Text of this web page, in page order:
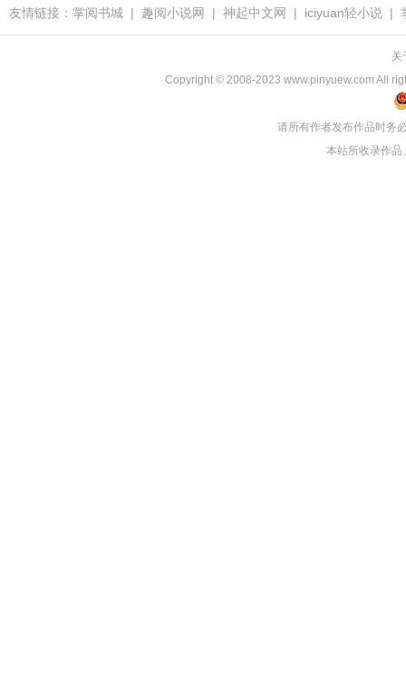
友情链接： 掌阅书城 | 趣阅小说网 | 神起中文网 | iciyuan轻小说 |
关
Copyright © 2008-2023 www.pinyuew.com All
请所有作者发布作品时务
本站所收录作品